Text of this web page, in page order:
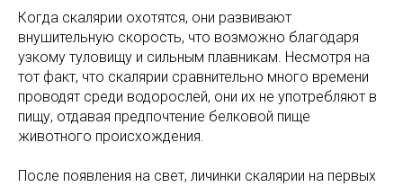
Когда скалярии охотятся, они развивают
внушительную скорость, что возможно благодаря
узкому туловищу и сильным плавникам. Несмотря на
тот факт, что скалярии сравнительно много времени
проводят среди водорослей, они их не употребляют в
пищу, отдавая предпочтение белковой пище
животного происхождения.
После появления на свет, личинки скалярии на первых